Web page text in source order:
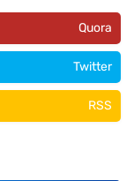
Quora
Twitter
RSS